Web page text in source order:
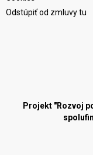
Odstúpiť od zmluvy tu
Projekt "Rozvoj